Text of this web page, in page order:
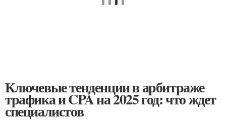
Ключевые тенденции в арбитраже
трафика и CPA на 2025 год: что ждет
специалистов